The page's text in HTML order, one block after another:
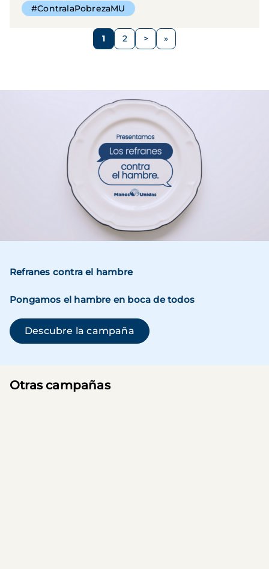
#ContralaPobrezaMU
Página
1 Página
2
Siguiente
>
Refranes contra el hambre
Pongamos el hambre en boca de todos
Descubre la campaña(se abre en una ventana
Otras campañas